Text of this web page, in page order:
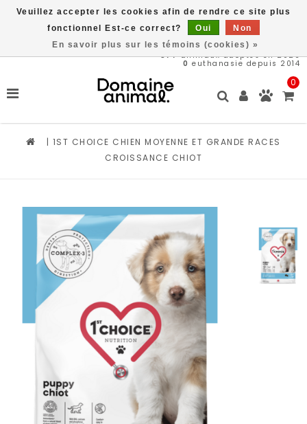
577animaux adoptés en 2026
0 euthanasie depuis 2014
0
| 1ST CHOICE CHIEN MOYENNE ET GRANDE RACES
CROISSANCE CHIOT
Veuillez accepter les cookies afin de rendre ce site plus
fonctionnel Est-ce correct?
Oui
Non
En savoir plus sur les témoins (cookies) »
Livraison gratuite à partir de 89$*